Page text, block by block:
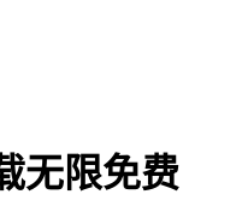
无限免费